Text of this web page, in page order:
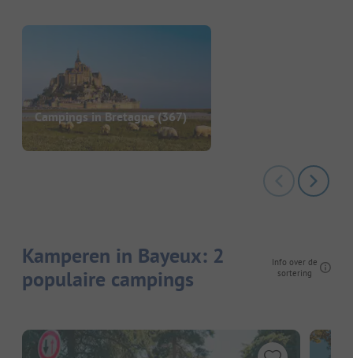
Campings in Bretagne(367)
Kamperen in Bayeux: 2
populaire campings
Info over de
sortering